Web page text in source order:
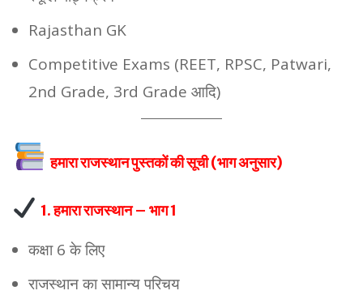
Rajasthan GK
Competitive Exams (REET, RPSC, Patwari,
2nd Grade, 3rd Grade आदि)
हमारा राजस्थान पुस्तकों की सूची (भाग अनुसार)
1. हमारा राजस्थान – भाग 1
कक्षा 6 के लिए
राजस्थान का सामान्य परिचय